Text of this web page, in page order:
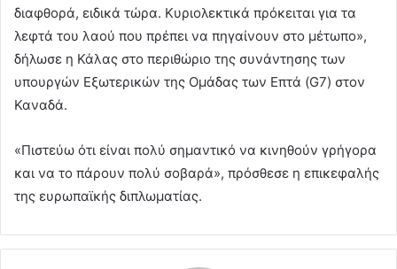
διαφθορά, ειδικά τώρα. Κυριολεκτικά πρόκειται για τα
λεφτά του λαού που πρέπει να πηγαίνουν στο μέτωπο»,
δήλωσε η Κάλας στο περιθώριο της συνάντησης των
υπουργών Εξωτερικών της Ομάδας των Επτά (G7) στον
Καναδά.
«Πιστεύω ότι είναι πολύ σημαντικό να κινηθούν γρήγορα
και να το πάρουν πολύ σοβαρά», πρόσθεσε η επικεφαλής
της ευρωπαϊκής διπλωματίας.